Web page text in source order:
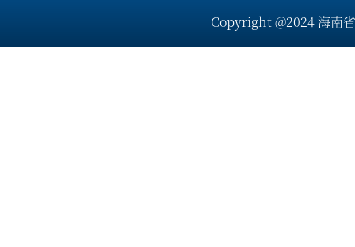
Copyright @2024 海南